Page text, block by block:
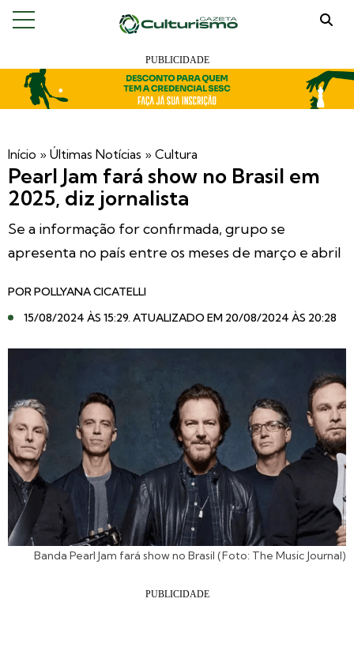
Início » Últimas Notícias » Cultura
Pearl Jam fará show no Brasil em
2025, diz jornalista
Se a informação for confirmada, grupo se
apresenta no país entre os meses de março e abril
PORPOLLYANA CICATELLI
15/08/2024 ÀS 15:29. ATUALIZADO EM 20/08/2024 ÀS 20:28
Banda Pearl Jam fará show no Brasil (Foto: The Music Journal)